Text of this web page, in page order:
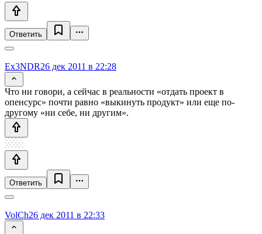
Ответить
Ex3NDR26 дек 2011 в 22:28
Что ни говори, а сейчас в реальности «отдать проект в
опенсурс» почти равно «выкинуть продукт» или еще по-
другому «ни себе, ни другим».
Ответить
VolCh26 дек 2011 в 22:33